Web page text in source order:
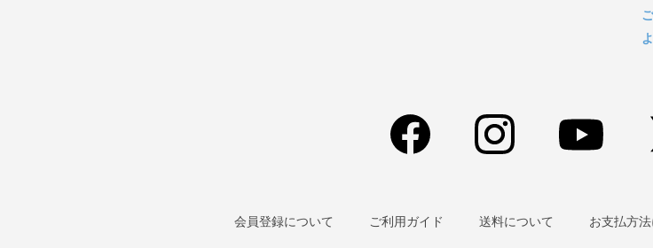
会員登録について ご利用ガイド 送料について お支払方